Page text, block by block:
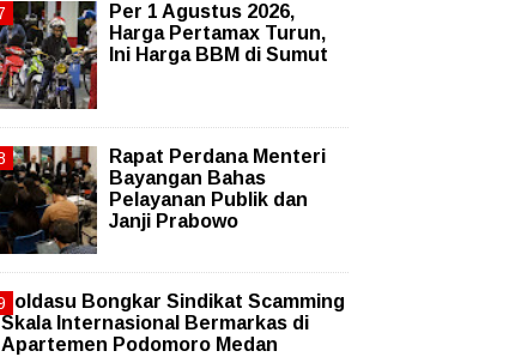
Per 1 Agustus 2026,
Harga Pertamax Turun,
Ini Harga BBM di Sumut
Rapat Perdana Menteri
Bayangan Bahas
Pelayanan Publik dan
Janji Prabowo
Poldasu Bongkar Sindikat Scamming
Skala Internasional Bermarkas di
Apartemen Podomoro Medan